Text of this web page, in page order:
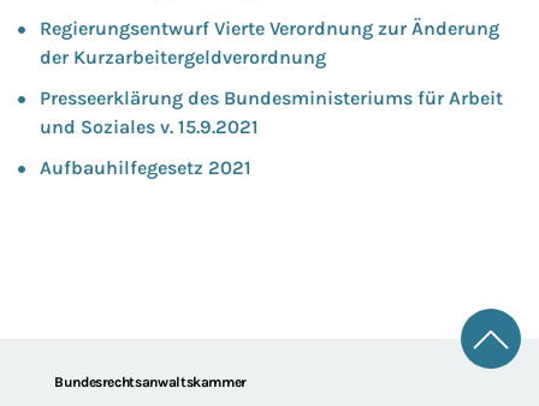
Regierungsentwurf Vierte Verordnung zur Änderung
der Kurzarbeitergeldverordnung
Presseerklärung des Bundesministeriums für Arbeit
und Soziales v. 15.9.2021
Aufbauhilfegesetz 2021
FooterBundesrechtsanwaltskammer